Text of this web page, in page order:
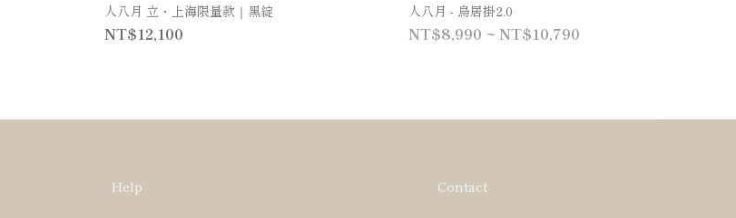
人八月 立・上海限量款｜黑綻
NT$12,100
人八月 - 鳥居掛2.0
NT$8,990 ~ NT$10,790
Help Contact